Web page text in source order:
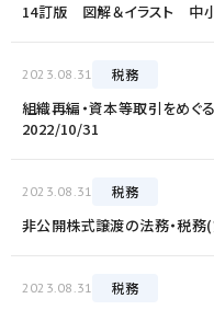
14訂版 図解＆イラスト 中
2023.08.31 税務
組織再編・資本等取引をめぐ
2022/10/31
2023.08.31 税務
非公開株式譲渡の法務・税
2023.08.31 税務